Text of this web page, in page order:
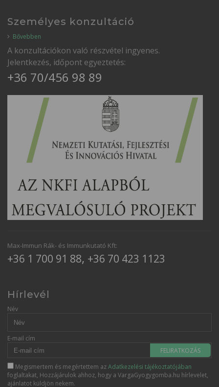
Személyes konzultáció
Bővebben
A konzultációkon való részvétel ingyenes.
Jelentkezés, időpont egyeztetés:
+36 70/456 98 89
Max-Immun Rák- és Immunkutató Kft:
+36 1 700 91 88, +36 70 423 1123
Hírlevél
Név
E-mail cím
FELIRATKOZÁS
Megismertem és megértettem azAdatkezelési tájékoztatójában
foglaltakat, Hozzájárulok ahhoz, hogy a VargaGyogygomba.hu hírlevelet,
ajánlatot küldjön nekem.